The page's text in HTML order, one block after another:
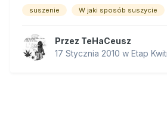
suszenie W jaki sposób suszycie
Przez TeHaCeusz
17 Stycznia 2010 w Etap